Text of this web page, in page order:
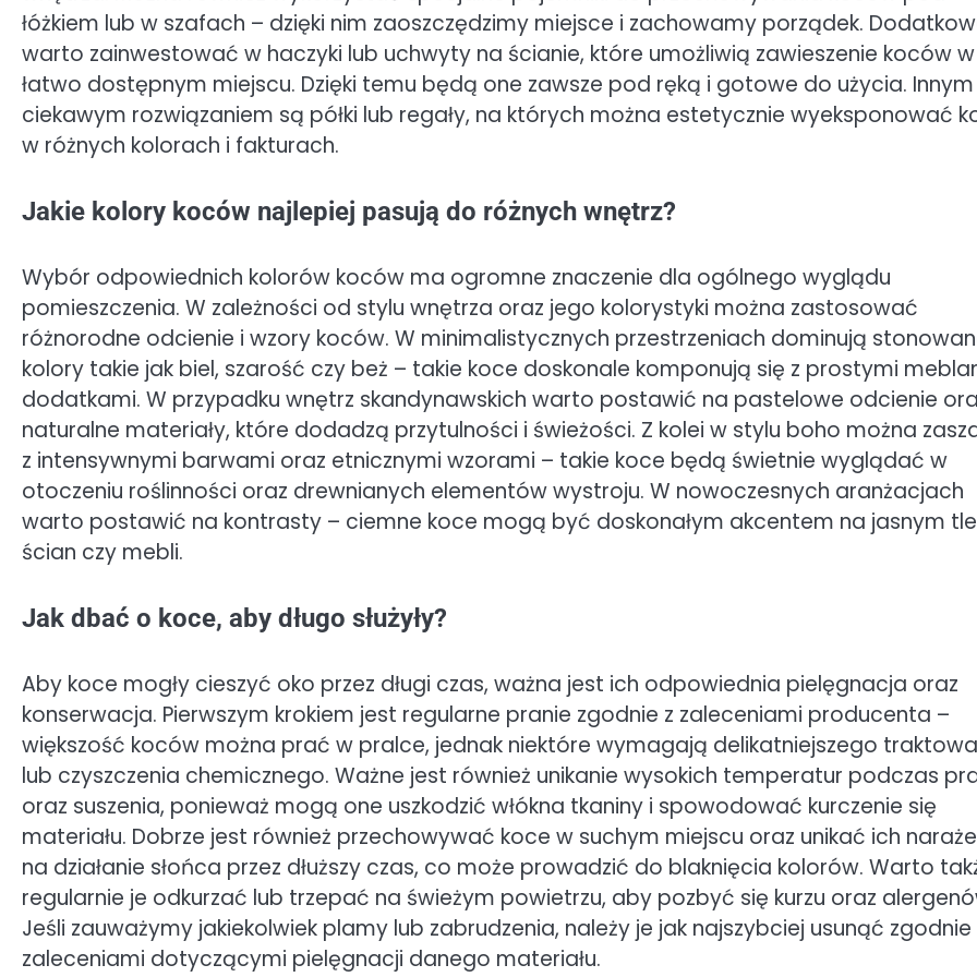
łóżkiem lub w szafach – dzięki nim zaoszczędzimy miejsce i zachowamy porządek.
warto zainwestować w haczyki lub uchwyty na ścianie, które umożliwią zawieszenie koców w
łatwo dostępnym miejscu. Dzięki temu będą one zawsze pod ręką i gotowe do użycia. Innym
ciekawym rozwiązaniem są półki lub regały, na których można estetycznie wyeksponować
w różnych kolorach i fakturach.
Jakie kolory koców najlepiej pasują do różnych wnętrz?
Wybór odpowiednich kolorów koców ma ogromne znaczenie dla ogólnego wyglądu
pomieszczenia. W zależności od stylu wnętrza oraz jego kolorystyki można zastosować
różnorodne odcienie i wzory koców. W minimalistycznych przestrzeniach dominują
kolory takie jak biel, szarość czy beż – takie koce doskonale komponują się z prostymi
dodatkami. W przypadku wnętrz skandynawskich warto postawić na pastelowe odcienie
naturalne materiały, które dodadzą przytulności i świeżości. Z kolei w stylu boho można
z intensywnymi barwami oraz etnicznymi wzorami – takie koce będą świetnie wyglądać w
otoczeniu roślinności oraz drewnianych elementów wystroju. W nowoczesnych aranżacjach
warto postawić na kontrasty – ciemne koce mogą być doskonałym akcentem na jasnym tle
ścian czy mebli.
Jak dbać o koce, aby długo służyły?
Aby koce mogły cieszyć oko przez długi czas, ważna jest ich odpowiednia pielęgnacja oraz
konserwacja. Pierwszym krokiem jest regularne pranie zgodnie z zaleceniami producenta –
większość koców można prać w pralce, jednak niektóre wymagają delikatniejszego
lub czyszczenia chemicznego. Ważne jest również unikanie wysokich temperatur podczas
oraz suszenia, ponieważ mogą one uszkodzić włókna tkaniny i spowodować kurczenie się
materiału. Dobrze jest również przechowywać koce w suchym miejscu oraz unikać ich
na działanie słońca przez dłuższy czas, co może prowadzić do blaknięcia kolorów. Warto
regularnie je odkurzać lub trzepać na świeżym powietrzu, aby pozbyć się kurzu oraz
Jeśli zauważymy jakiekolwiek plamy lub zabrudzenia, należy je jak najszybciej usunąć zgodnie
zaleceniami dotyczącymi pielęgnacji danego materiału.